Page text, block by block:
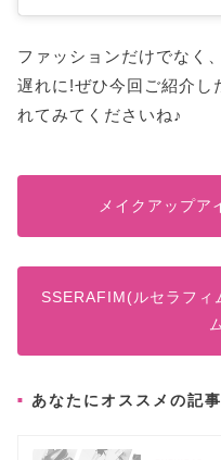
ファッションだけでなく
遅れに!ぜひ今回ご紹介し
れてみてくださいね♪
メイクアップア
SSERAFIM(ルセラフィ
あなたにオススメの記